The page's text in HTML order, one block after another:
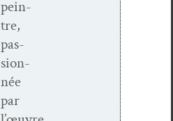
pein­
tre,
pas­
sion­
née
par